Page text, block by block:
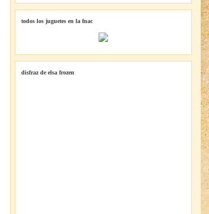
todos los juguetes en la fnac
disfraz de elsa frozen